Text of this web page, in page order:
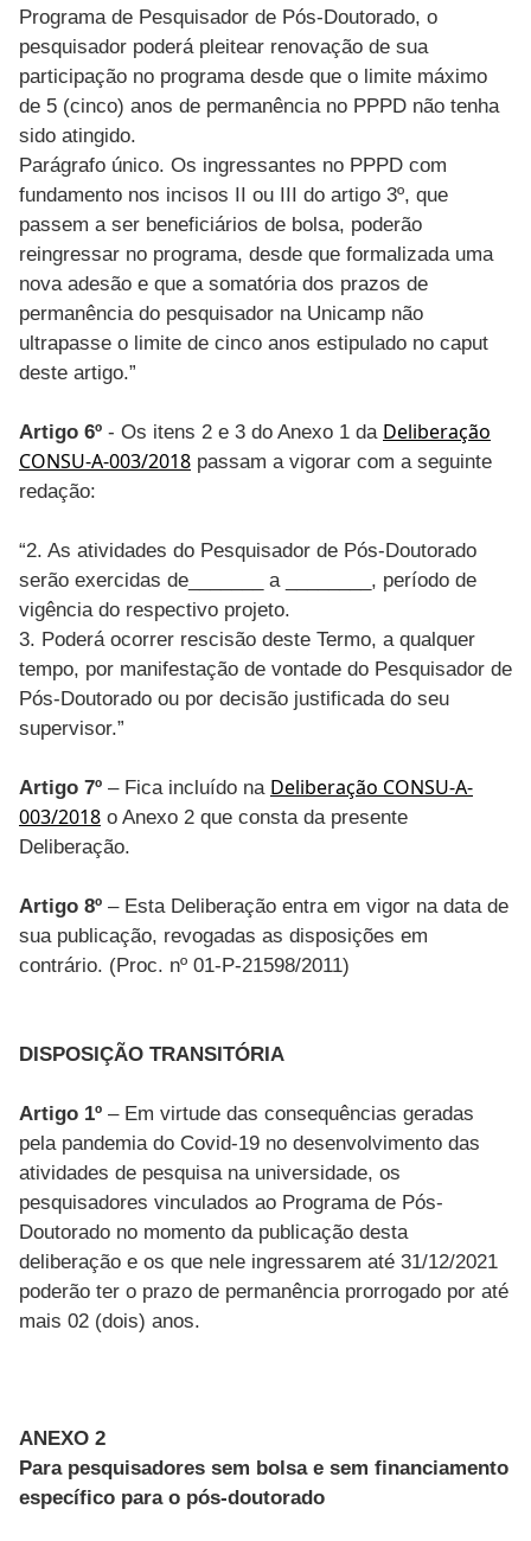
Programa de Pesquisador de Pós-Doutorado, o
pesquisador poderá pleitear renovação de sua
participação no programa desde que o limite máximo
de 5 (cinco) anos de permanência no PPPD não tenha
sido atingido.
Parágrafo único. Os ingressantes no PPPD com
fundamento nos incisos II ou III do artigo 3º, que
passem a ser beneficiários de bolsa, poderão
reingressar no programa, desde que formalizada uma
nova adesão e que a somatória dos prazos de
permanência do pesquisador na Unicamp não
ultrapasse o limite de cinco anos estipulado no caput
deste artigo.”
Artigo 6º - Os itens 2 e 3 do Anexo 1 da Deliberação
CONSU-A-003/2018 passam a vigorar com a seguinte
redação:
“2. As atividades do Pesquisador de Pós-Doutorado
serão exercidas de_______ a ________, período de
vigência do respectivo projeto.
3. Poderá ocorrer rescisão deste Termo, a qualquer
tempo, por manifestação de vontade do Pesquisador de
Pós-Doutorado ou por decisão justificada do seu
supervisor.”
Artigo 7º – Fica incluído na Deliberação CONSU-A-
003/2018 o Anexo 2 que consta da presente
Deliberação.
Artigo 8º – Esta Deliberação entra em vigor na data de
sua publicação, revogadas as disposições em
contrário. (Proc. nº 01-P-21598/2011)
DISPOSIÇÃO TRANSITÓRIA
Artigo 1º – Em virtude das consequências geradas
pela pandemia do Covid-19 no desenvolvimento das
atividades de pesquisa na universidade, os
pesquisadores vinculados ao Programa de Pós-
Doutorado no momento da publicação desta
deliberação e os que nele ingressarem até 31/12/2021
poderão ter o prazo de permanência prorrogado por até
mais 02 (dois) anos.
ANEXO 2
Para pesquisadores sem bolsa e sem financiamento
específico para o pós-doutorado